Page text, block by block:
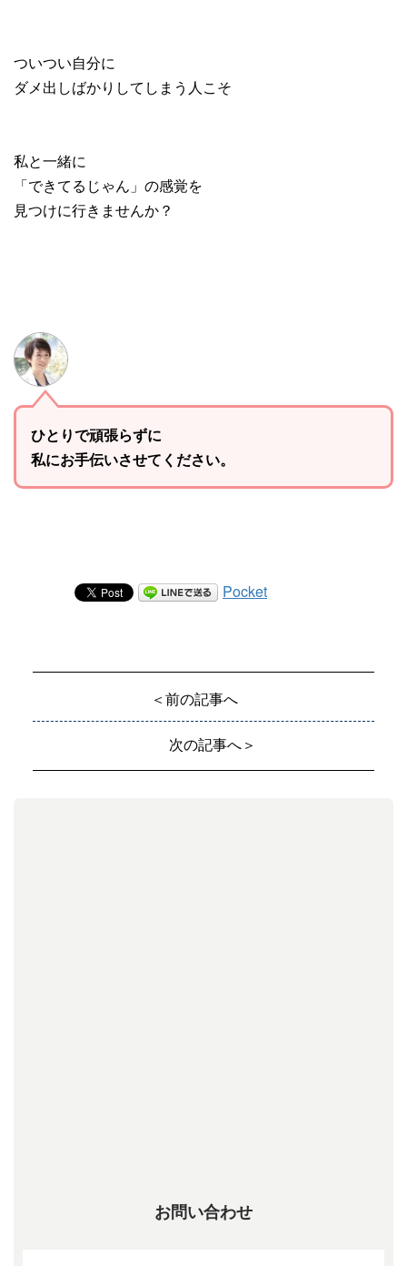
ついつい自分に
ダメ出しばかりしてしまう人こそ
私と一緒に
「できてるじゃん」の感覚を
見つけに行きませんか？
ひとりで頑張らずに
私にお手伝いさせてください。
Pocket
＜前の記事へ
次の記事へ＞
お問い合わせ